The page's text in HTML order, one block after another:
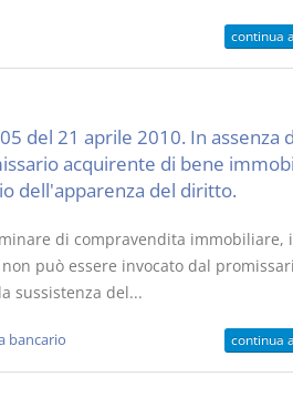
continua
del 21 aprile 2010. In assenza
acquirente di bene
dell'apparenza del diritto.
di compravendita immobiliare,
può essere invocato dal
sussistenza del...
bancario continua